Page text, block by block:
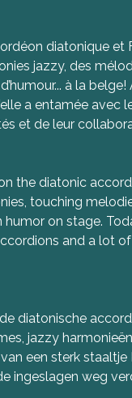
diatonique
jazzy, des
à la
a entamée
et de leur
the diatonic
touching
on stage.
and a lot
diatonische
jazzy
een sterk
ingeslagen weg